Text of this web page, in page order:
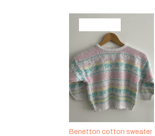
IN
DE
UITVERKOOP
Benetton cotton sweater